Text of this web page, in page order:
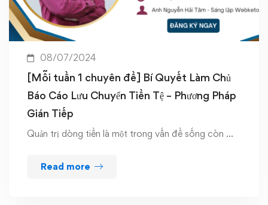
08/07/2024
[Mỗi tuần 1 chuyên đề] Bí Quyết Làm Chủ
Báo Cáo Lưu Chuyển Tiền Tệ – Phương Pháp
Gián Tiếp
Quản trị dòng tiền là một trong vấn đề sống còn …
Read more